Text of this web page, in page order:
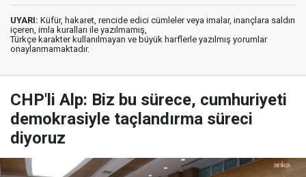
UYARI: Küfür, hakaret, rencide edici cümleler veya imalar, inançlara saldırı
içeren, imla kuralları ile yazılmamış,
Türkçe karakter kullanılmayan ve büyük harflerle yazılmış yorumlar
onaylanmamaktadır.
CHP'li Alp: Biz bu sürece, cumhuriyeti
demokrasiyle taçlandırma süreci
diyoruz